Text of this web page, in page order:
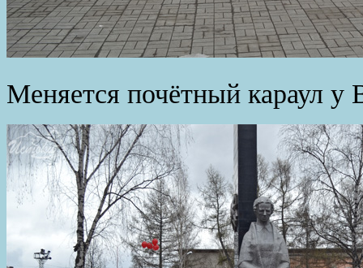
Меняется почётный караул у